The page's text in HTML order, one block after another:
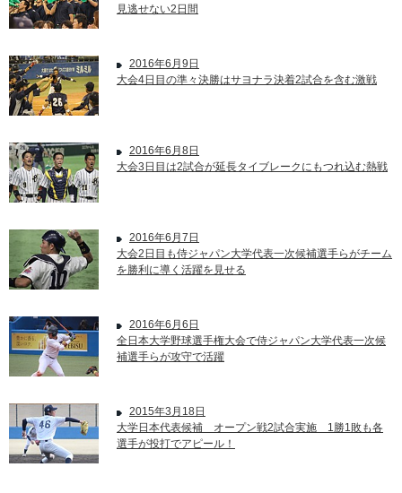
見逃せない2日間
2016年6月9日
大会4日目の準々決勝はサヨナラ決着2試合を含む激戦
2016年6月8日
大会3日目は2試合が延長タイブレークにもつれ込む熱戦
2016年6月7日
大会2日目も侍ジャパン大学代表一次候補選手らがチーム
を勝利に導く活躍を見せる
2016年6月6日
全日本大学野球選手権大会で侍ジャパン大学代表一次候
補選手らが攻守で活躍
2015年3月18日
大学日本代表候補 オープン戦2試合実施 1勝1敗も各
選手が投打でアピール！